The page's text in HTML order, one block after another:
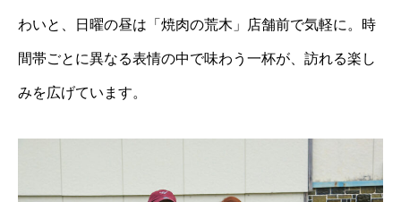
わいと、日曜の昼は「焼肉の荒木」店舗前で気軽に。時
間帯ごとに異なる表情の中で味わう一杯が、訪れる楽し
みを広げています。